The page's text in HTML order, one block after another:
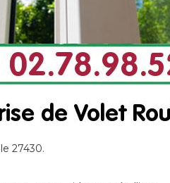
27430.